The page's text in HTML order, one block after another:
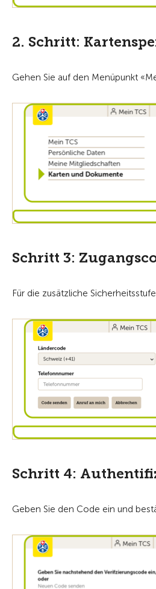
2. Schritt:
Gehen Sie auf den Menüpunkt
Schritt 3:
Für die zusätzliche
Schritt 4:
Geben Sie den Code ein und